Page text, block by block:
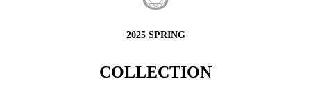
2025 SPRING
COLLECTION